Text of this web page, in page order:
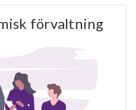
förvaltning